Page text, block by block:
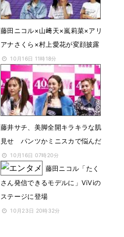
藤田ニコル×山﨑天×嵐莉菜×アリ
アナさくら×村上愛花が変顔披露
10月16日 11時18分
藤井サチ、美脚全開キラキラな肌
見せ パンツかミニスカで悩んだ
10月16日 07時20分
藤田ニコル「たく
さん発信できるモデルに」ViViの
ステージに登場
10月23日 20時32分